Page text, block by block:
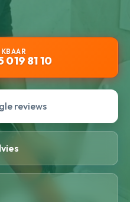
019 81 10
reviews